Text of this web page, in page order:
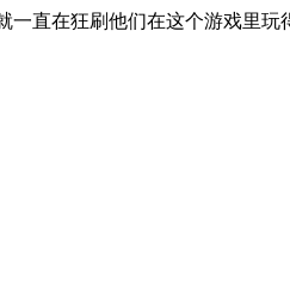
直在狂刷他们在这个游戏里